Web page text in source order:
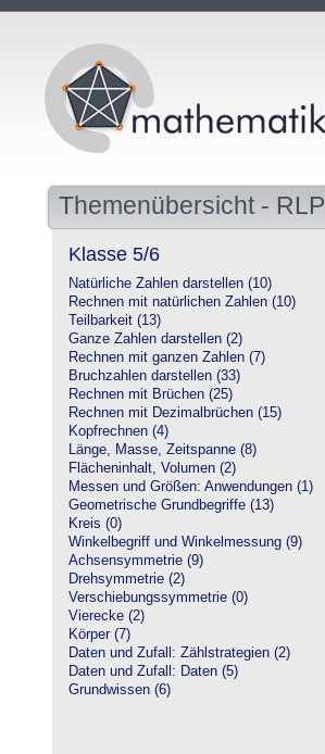
Themenübersicht - RLP
Klasse 5/6
Natürliche Zahlen darstellen (10)
Rechnen mit natürlichen Zahlen (10)
Teilbarkeit (13)
Ganze Zahlen darstellen (2)
Rechnen mit ganzen Zahlen (7)
Bruchzahlen darstellen (33)
Rechnen mit Brüchen (25)
Rechnen mit Dezimalbrüchen (15)
Kopfrechnen (4)
Länge, Masse, Zeitspanne (8)
Flächeninhalt, Volumen (2)
Messen und Größen: Anwendungen (1)
Geometrische Grundbegriffe (13)
Kreis (0)
Winkelbegriff und Winkelmessung (9)
Achsensymmetrie (9)
Drehsymmetrie (2)
Verschiebungssymmetrie (0)
Vierecke (2)
Körper (7)
Daten und Zufall: Zählstrategien (2)
Daten und Zufall: Daten (5)
Grundwissen (6)